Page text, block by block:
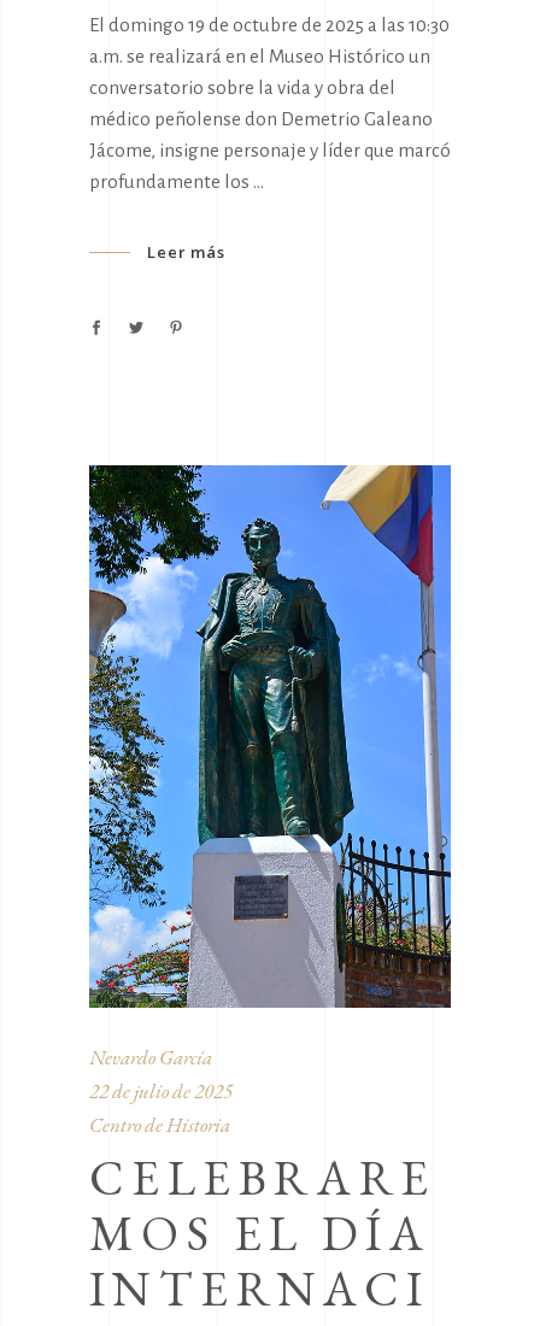
El domingo 19 de octubre de 2025 a las 10:30
a.m. se realizará en el Museo Histórico un
conversatorio sobre la vida y obra del
médico peñolense don Demetrio Galeano
Jácome, insigne personaje y líder que marcó
profundamente los
Leer más
Nevardo García
22 de julio de 2025
Centro de Historia
CELEBRARE
MOS EL DÍA
INTERNACI